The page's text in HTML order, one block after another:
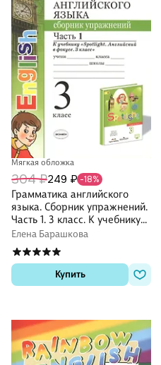
Мягкая обложка
304 ₽249 ₽ -18%
Грамматика английского
языка. Сборник упражнений.
Часть 1. 3 класс. К учебнику
Быковой "Spotlight.
Английский в фокусе. 3
класс"
Елена Барашкова
Купить